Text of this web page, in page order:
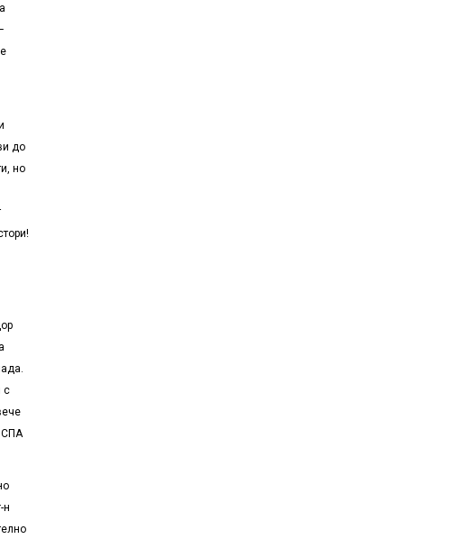
до
но
с
СПА
н